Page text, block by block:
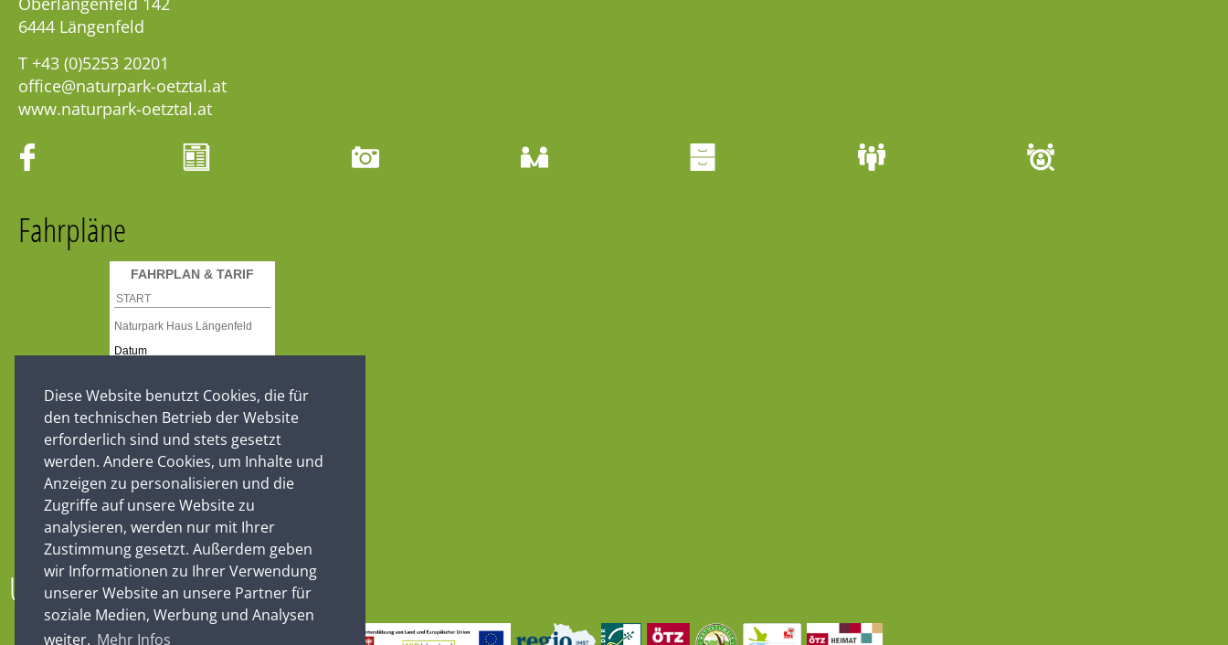
Diese Website benutzt Cookies, die für
den technischen Betrieb der Website
erforderlich sind und stets gesetzt
werden. Andere Cookies, um Inhalte und
Anzeigen zu personalisieren und die
Zugriffe auf unsere Website zu
analysieren, werden nur mit Ihrer
Zustimmung gesetzt. Außerdem geben
wir Informationen zu Ihrer Verwendung
unserer Website an unsere Partner für
soziale Medien, Werbung und Analysen
weiter. Mehr Infos
6444 Längenfeld
T +43 (0)5253 20201
office@naturpark-oetztal.at
www.naturpark-oetztal.at
Fahrpläne
Unsere Partner